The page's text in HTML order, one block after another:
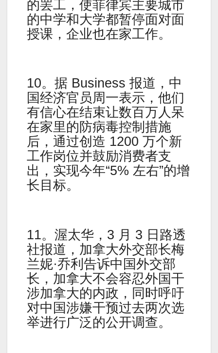
的罢工，使菲律宾主要城市
的中学和大学都暂停面对面
授课，企业也在家工作。
10。据 Business 报道，中
国经济官员周一表示，他们
有信心在结束让数百万人呆
在家里的防病毒控制措施
后，通过创造 1200 万个新
工作岗位并鼓励消费者支
出，实现今年“5% 左右”的增
长目标。
11。渥太华，3 月 3 日路透
社报道，加拿大外交部长梅
兰妮·乔利告诉中国外交部
长，加拿大不会容忍外国干
涉加拿大的内政，同时呼吁
对中国涉嫌干预过去两次选
举进行广泛的公开调查。